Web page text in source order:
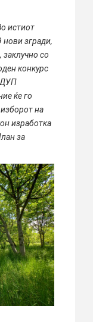
истиот
нови згради,
заклучно со
конкурс
ДУП
ќе го
на
изработка
за